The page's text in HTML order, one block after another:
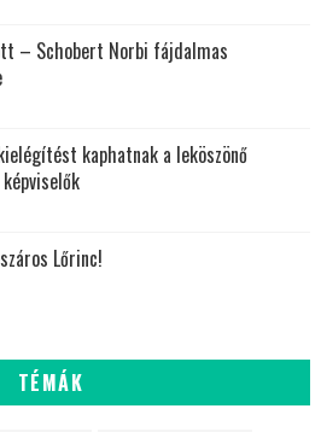
– Schobert Norbi fájdalmas
kaphatnak a leköszönő
Lőrinc!
TÉMÁK